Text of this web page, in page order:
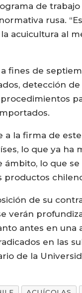
de
rusa.
acuicultura al
fines de
detección de
a la firma de
lo que ya ha
ámbito, lo que
productos
de su
verán
antes en una
en las
de la